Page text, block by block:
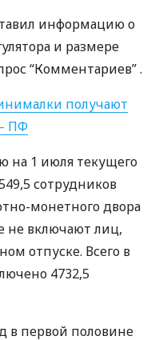
информацию о
и размере
“Комментариев” .
получают
ПФ
на 1 июля текущего
сотрудников
монетного двора
не включают лиц,
отпуске. Всего в
4732,5
в первой половине